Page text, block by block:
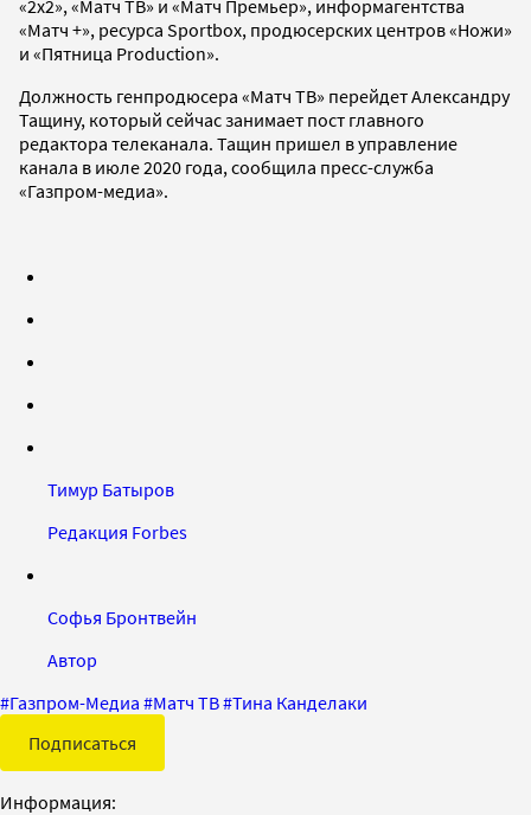
«2x2», «Матч ТВ» и «Матч Премьер», информагентства
«Матч +», ресурса Sportbox, продюсерских центров «Ножи»
и «Пятница Production».
Должность генпродюсера «Матч ТВ» перейдет Александру
Тащину, который сейчас занимает пост главного
редактора телеканала. Тащин пришел в управление
канала в июле 2020 года, сообщила пресс-служба
«Газпром-медиа».
Тимур Батыров
Редакция Forbes
Софья Бронтвейн
Автор
#Газпром-Медиа #Матч ТВ#Тина Канделаки
Подписаться
Информация: